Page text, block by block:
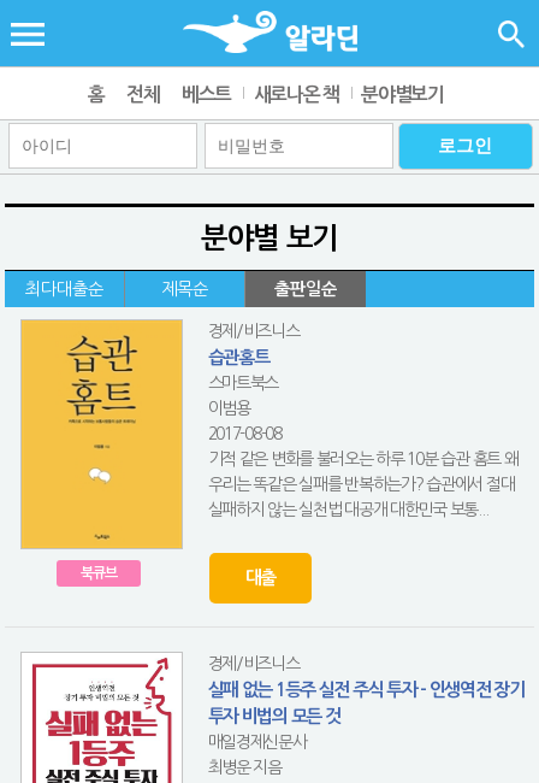
홈 전체 베스트 새로나온 책 분야별보기
분야별 보기
최다대출순 제목순 출판일순
북큐브
경제/비즈니스
습관홈트
스마트북스
이범용
2017-08-08
기적 같은 변화를 불러오는 하루 10분 습관 홈트 왜
우리는 똑같은 실패를 반복하는가? 습관에서 절대
실패하지 않는 실천법 대공개 대한민국 보통...
대출
경제/비즈니스
실패 없는 1등주 실전 주식 투자 - 인생역전 장기
투자 비법의 모든 것
매일경제신문사
최병운 지음